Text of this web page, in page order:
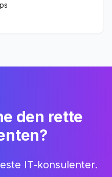
den rette
IT-konsulenter.